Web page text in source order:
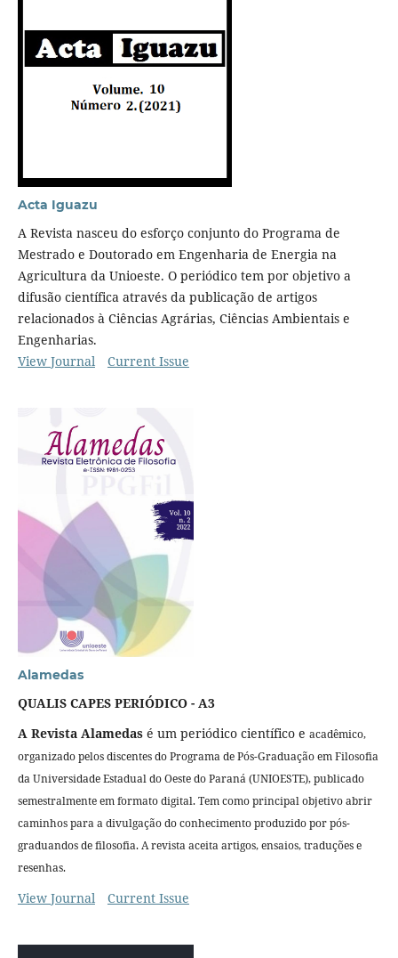
Acta Iguazu
A Revista nasceu do esforço conjunto do Programa de
Mestrado e Doutorado em Engenharia de Energia na
Agricultura da Unioeste. O periódico tem por objetivo a
difusão científica através da publicação de artigos
relacionados à Ciências Agrárias, Ciências Ambientais e
Engenharias.
View Journal
Current Issue
Alamedas
QUALIS CAPES PERIÓDICO - A3
A Revista Alamedasé um periódico científico e acadêmico,
organizado pelosdiscentes do Programa de Pós-Graduação em Filosofia
da Universidade Estadual do Oeste do Paraná (UNIOESTE), publicado
semestralmente em formato digital. Tem como principal objetivo abrir
caminhos para a divulgação do conhecimento produzido por pós-
graduandos de filosofia. A revista aceita artigos, ensaios, traduções e
resenhas.
View Journal Current Issue